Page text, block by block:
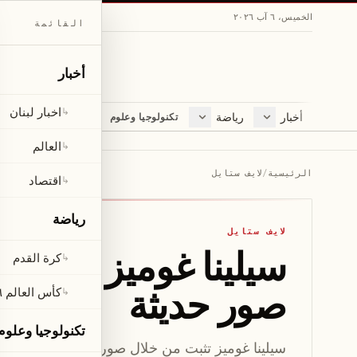
الخميس، ٦ آب ٢٠٢٦
أخبار
اخبار لبنان
رياضة
كرة القدم
تكنولوجيا وعلوم مجلة
ثقافة ومجتمع
لايف ستايل
الرئيسية/لايف ستايل
لايف ستايل
سيلينا غوميز
صور حديثة
سيلينا غوميز تثبت من خلال صور جديدة أن
القائمة
أخبار
↳اخبار لبنان
↳العالم
↳اقتصاد
رياضة
↳كرة القدم
↳كأس العالم ٢٠٢٦
تكنولوجيا